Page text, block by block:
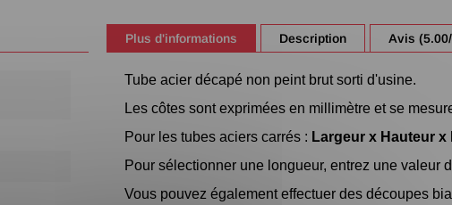
Plus d'informations
Tube acier décapé non peint brut sorti d'usine.
Les côtes sont exprimées en millimètre et se
Pour les tubes aciers carrés : Largeur x Hauteur x
Pour sélectionner une longueur, entrez une valeur
Vous pouvez également effectuer des découpes
Description Avis